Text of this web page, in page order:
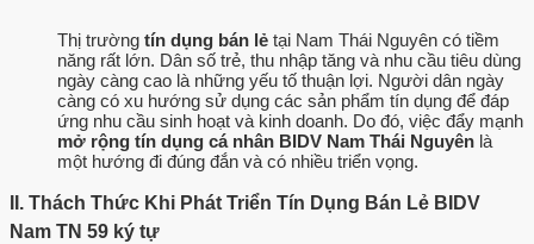
Thị trường tín dụng bán lẻ tại Nam Thái Nguyên có tiềm
năng rất lớn. Dân số trẻ, thu nhập tăng và nhu cầu tiêu dùng
ngày càng cao là những yếu tố thuận lợi. Người dân ngày
càng có xu hướng sử dụng các sản phẩm tín dụng để đáp
ứng nhu cầu sinh hoạt và kinh doanh. Do đó, việc đẩy mạnh
mở rộng tín dụng cá nhân BIDV Nam Thái Nguyên là
một hướng đi đúng đắn và có nhiều triển vọng.
II. Thách Thức Khi Phát Triển Tín Dụng Bán Lẻ BIDV
Nam TN 59 ký tự